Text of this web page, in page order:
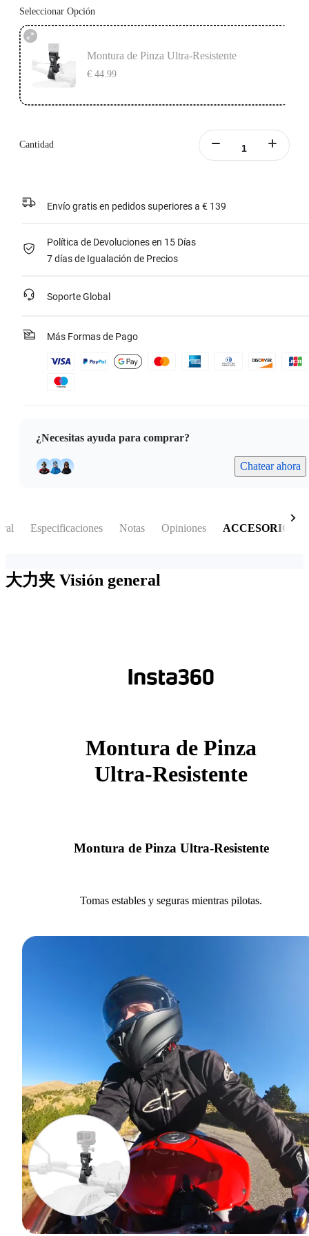
Seleccionar Opción
Montura de Pinza Ultra-Resistente
€ 44.99
Cantidad
Envío gratis en pedidos superiores a € 139
Política de Devoluciones en 15 Días
7 días de Igualación de Precios
Soporte Global
Más Formas de Pago
¿Necesitas ayuda para comprar?
Chatear ahora
Especificaciones Notas Opiniones ACCESORIOS
大力夹 Visión general
Montura de Pinza
Ultra-Resistente
Montura de Pinza Ultra-Resistente
Tomas estables y seguras mientras pilotas.